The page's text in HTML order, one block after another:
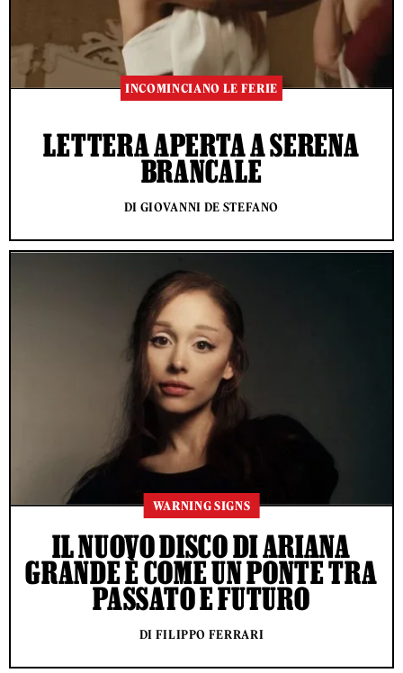
INCOMINCIANO LE FERIE
LETTERA APERTA A SERENA
BRANCALE
DI GIOVANNI DE STEFANO
WARNING SIGNS
IL NUOVO DISCO DI ARIANA
GRANDE È COME UN PONTE TRA
PASSATO E FUTURO
DI FILIPPO FERRARI